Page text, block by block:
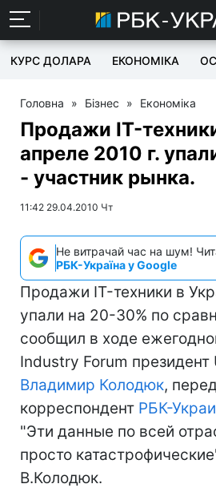
КУРС ДОЛАРА ЕКОНОМІКА
Головна » Бізнес » Економіка
Продажи IT-
апреле 2010 г.
- участник рынка.
11:42 29.04.2010 Чт
Не витрачай час на шум!
РБК-Україна у Google
Продажи IT-техники в
упали на 20-30% по
сообщил в ходе
Industry Forum
Владимир Колодюк,
корреспондент РБК-
"Эти данные по всей
просто
В.Колодюк.